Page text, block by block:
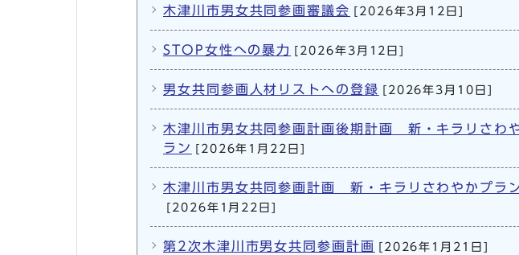
木津川市男女共同参画審議会 [2026年3月12日]
STOP女性への暴力 [2026年3月12日]
男女共同参画人材リストへの登録 [2026年3月10日]
木津川市男女共同参画計画後期計画 新・キラリさわ
ラン
[2026年1月22日]
木津川市男女共同参画計画 新・キラリさわやかプラ
[2026年1月22日]
第2次木津川市男女共同参画計画 [2026年1月21日]